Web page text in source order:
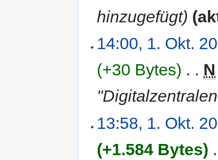
hinzugefügt)
14:00, 1. Okt.
(+30 Bytes) . . N
13:58, 1. Okt.
(+1.584 Bytes)